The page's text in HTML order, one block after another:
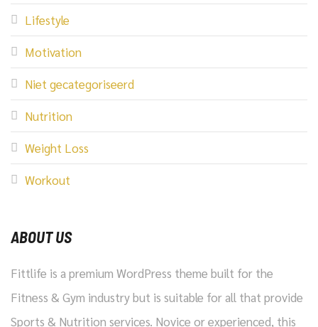
Lifestyle
Motivation
Niet gecategoriseerd
Nutrition
Weight Loss
Workout
ABOUT US
Fittlife is a premium WordPress theme built for the
Fitness & Gym industry but is suitable for all that provide
Sports & Nutrition services. Novice or experienced, this